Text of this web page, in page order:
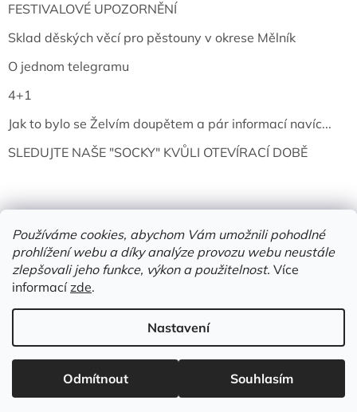
Používáme cookies, abychom Vám umožnili pohodlné
prohlížení webu a díky analýze provozu webu neustále
zlepšovali jeho funkce, výkon a použitelnost. Více
informacízde.
Nastavení
Odmítnout Souhlasím
FESTIVALOVÉ UPOZORNĚNÍ
Sklad děských věcí pro pěstouny v okrese Mělník
O jednom telegramu
4+1
Jak to bylo se Želvím doupětem a pár informací navíc...
SLEDUJTE NAŠE "SOCKY" KVŮLI OTEVÍRACÍ DOBĚ
Vytvořil Shoptet
Copyright 2026Želví doupě | knihy & vinyly | Mělník. Všechna
práva vyhrazena.
Upravit nastavení cookies